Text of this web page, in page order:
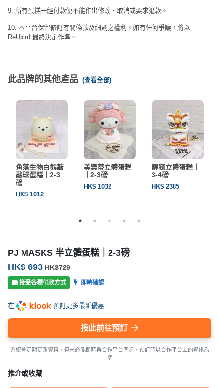
9. 所有蛋糕一經付款便不能作出修改、取消或要求退款。
10. 本平台保留修訂有關條款及細則之權利。如有任何爭議，將以
ReUbird 最終決定作準。
此品牌的其他產品 (查看全部)
角落生物白熊敲
敲球蛋糕｜2-3
磅
HK$ 1012
美樂蒂立體蛋糕
｜2-3磅
HK$ 1032
醒獅立體蛋糕｜
3-4磅
HK$ 2385
PJ MASKS 半立體蛋糕｜2-3磅
HK$ 693 HK$729
接受各種付款方式 即時確認
在 預訂更多最新優惠
按此前往預訂
系統會定期更新資料，但未必能即時與合作平台同步，預訂時以合作平台上的資訊為
準
推介或收藏